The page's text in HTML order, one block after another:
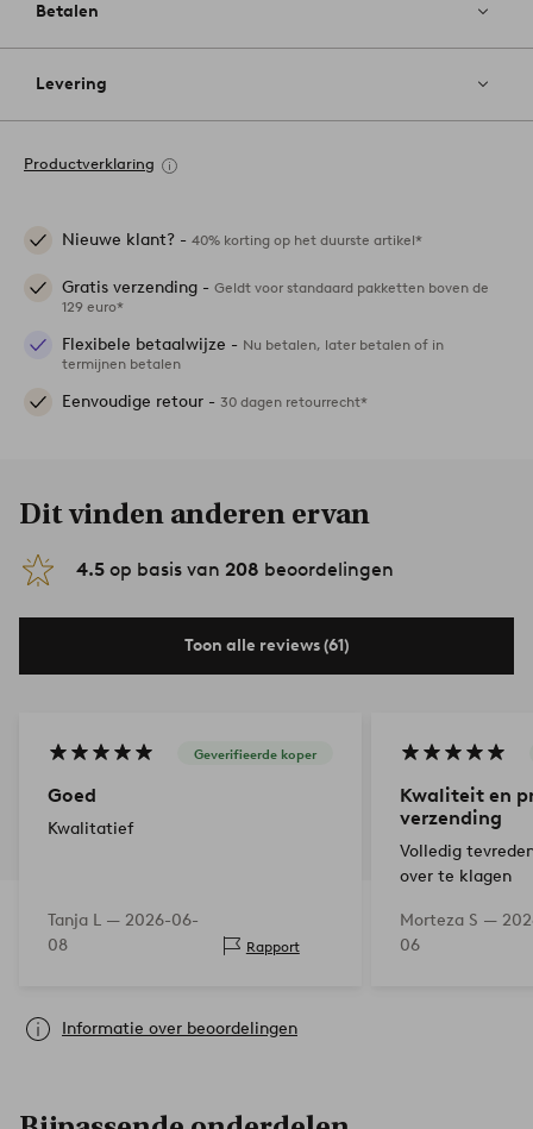
Betalen
Levering
Productverklaring
Nieuwe klant? - 40% korting op het duurste artikel*
Gratis verzending - Geldt voor standaard pakketten boven de
129 euro*
Flexibele betaalwijze - Nu betalen, later betalen of in
termijnen betalen
Eenvoudige retour - 30 dagen retourrecht*
Dit vinden anderen ervan
4.5 op basis van 208 beoordelingen
Toon alle reviews (61)
Geverifieerde koper
Goed
Kwalitatief
Tanja L — 2026-06-
08
Rapport
Kwaliteit en
verzending
Volledig
over te klagen
Morteza S —
06
Informatie over beoordelingen